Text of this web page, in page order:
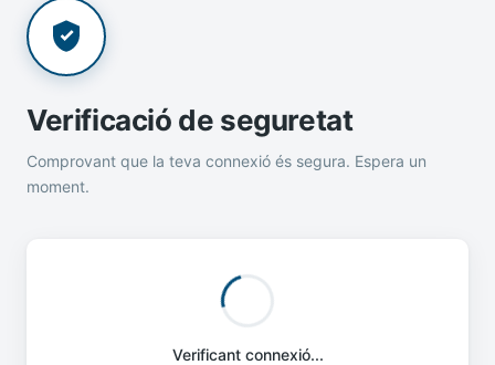
Verificació de seguretat
Comprovant que la teva connexió és segura. Espera un
moment.
Verificant connexió...